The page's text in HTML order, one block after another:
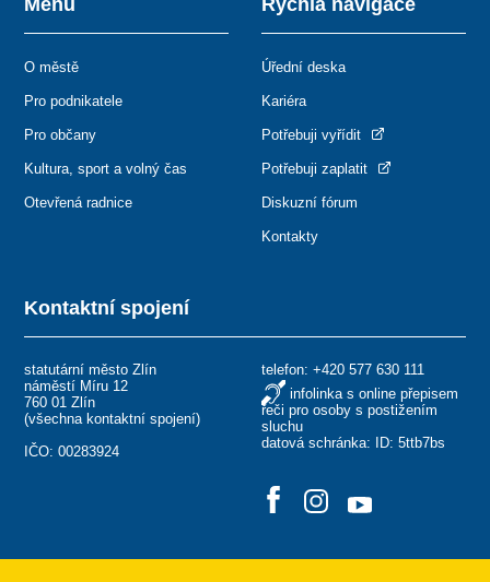
Kontaktní spojení
statutární město Zlín
náměstí Míru 12
760 01 Zlín
(všechna kontaktní spojení)
IČO: 00283924
telefon: +420 577 630 111
infolinka s online přepisem
řeči pro osoby s postižením
sluchu
datová schránka: ID: 5ttb7bs
Menu
O městě
Pro podnikatele
Pro občany
Kultura, sport a volný čas
Otevřená radnice
Rychlá navigace
Úřední deska
Kariéra
Potřebuji vyřídit
Potřebuji zaplatit
Diskuzní fórum
Kontakty